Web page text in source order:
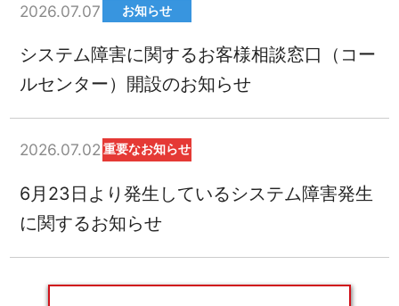
2026.07.07 お知らせ
システム障害に関するお客様相談窓口（コー
ルセンター）開設のお知らせ
2026.07.02 重要なお知らせ
6月23日より発生しているシステム障害発生
に関するお知らせ